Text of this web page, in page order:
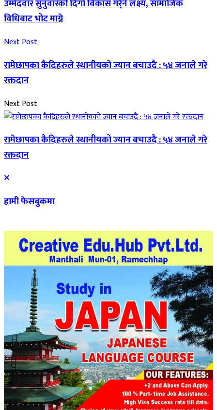
उम्मेदवार सुनुवारको दिगो विकास गर्र्ने लक्ष्य, सामाजिक
विधिबाट भोट माग्ने
Next Post
रामेछापका कैदिहरुले स्थानीयको ज्यान बचाउदै : ५४ जनाले गरे
रक्तदान
Next Post
रामेछापका कैदिहरुले स्थानीयको ज्यान बचाउदै : ५४ जनाले गरे
रक्तदान
हामी फेसबुकमा